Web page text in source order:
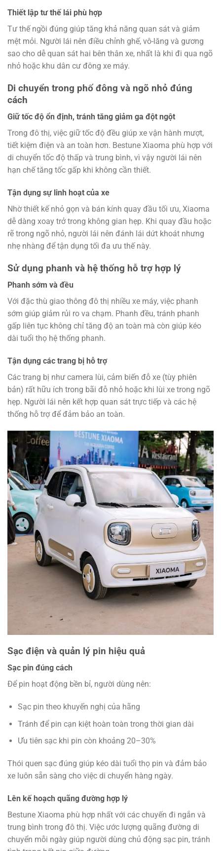
Thiết lập tư thế lái phù hợp
Tư thế ngồi đúng giúp tăng khả năng quan sát và giảm
mệt mỏi. Người lái nên điều chỉnh ghế, vô-lăng và gương
sao cho dễ quan sát hai bên thân xe, nhất là khi đi qua ngõ
nhỏ hoặc khu dân cư đông xe máy.
Di chuyển trong phố đông và ngõ nhỏ đúng
cách
Giữ tốc độ ổn định, tránh tăng giảm ga đột ngột
Trong đô thị, việc giữ tốc độ đều giúp xe vận hành mượt,
tiết kiệm điện và an toàn hơn. Bestune Xiaoma phù hợp với
di chuyển tốc độ thấp và trung bình, vì vậy người lái nên
hạn chế tăng tốc gấp khi không cần thiết.
Tận dụng sự linh hoạt của xe
Nhờ thiết kế nhỏ gọn và bán kính quay đầu tối ưu, Xiaoma
dễ dàng xoay trở trong không gian hẹp. Khi quay đầu hoặc
rẽ trong ngõ nhỏ, người lái nên đánh lái dứt khoát nhưng
nhẹ nhàng để tận dụng tối đa ưu thế này.
Sử dụng phanh và hệ thống hỗ trợ hợp lý
Phanh sớm và đều
Với đặc thù giao thông đô thị nhiều xe máy, việc phanh
sớm giúp giảm rủi ro va chạm. Phanh đều, tránh phanh
gấp liên tục không chỉ tăng độ an toàn mà còn giúp kéo
dài tuổi thọ hệ thống phanh.
Tận dụng các trang bị hỗ trợ
Các trang bị như camera lùi, cảm biến đỗ xe (tùy phiên
bản) rất hữu ích trong bãi đỗ nhỏ hoặc khi lùi xe trong ngõ
hẹp. Người lái nên kết hợp quan sát trực tiếp và các hệ
thống hỗ trợ để đảm bảo an toàn.
Sạc điện và quản lý pin hiệu quả
Sạc pin đúng cách
Để pin hoạt động bền bỉ, người dùng nên:
Sạc pin theo khuyến nghị của hãng
Tránh để pin cạn kiệt hoàn toàn trong thời gian dài
Ưu tiên sạc khi pin còn khoảng 20–30%
Thói quen sạc đúng giúp kéo dài tuổi thọ pin và đảm bảo
xe luôn sẵn sàng cho việc di chuyển hàng ngày.
Lên kế hoạch quãng đường hợp lý
Bestune Xiaoma phù hợp nhất với các chuyến đi ngắn và
trung bình trong đô thị. Việc ước lượng quãng đường di
chuyển mỗi ngày giúp người dùng chủ động sạc pin, tránh